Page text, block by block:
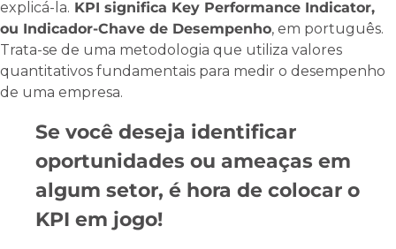
explicá-la. KPI significa Key Performance Indicator,
ou Indicador-Chave de Desempenho, em português.
Trata-se de uma metodologia que utiliza valores
quantitativos fundamentais para medir o desempenho
de uma empresa.
Se você deseja identificar
oportunidades ou ameaças em
algum setor, é hora de colocar o
KPI em jogo!